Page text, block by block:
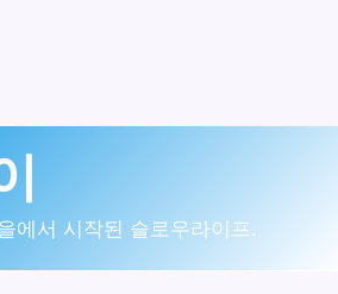
에서 시작된 슬로우라이프.